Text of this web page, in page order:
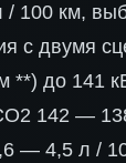
100 км,
с двумя
**) до 141
142 —
— 4,5 л /